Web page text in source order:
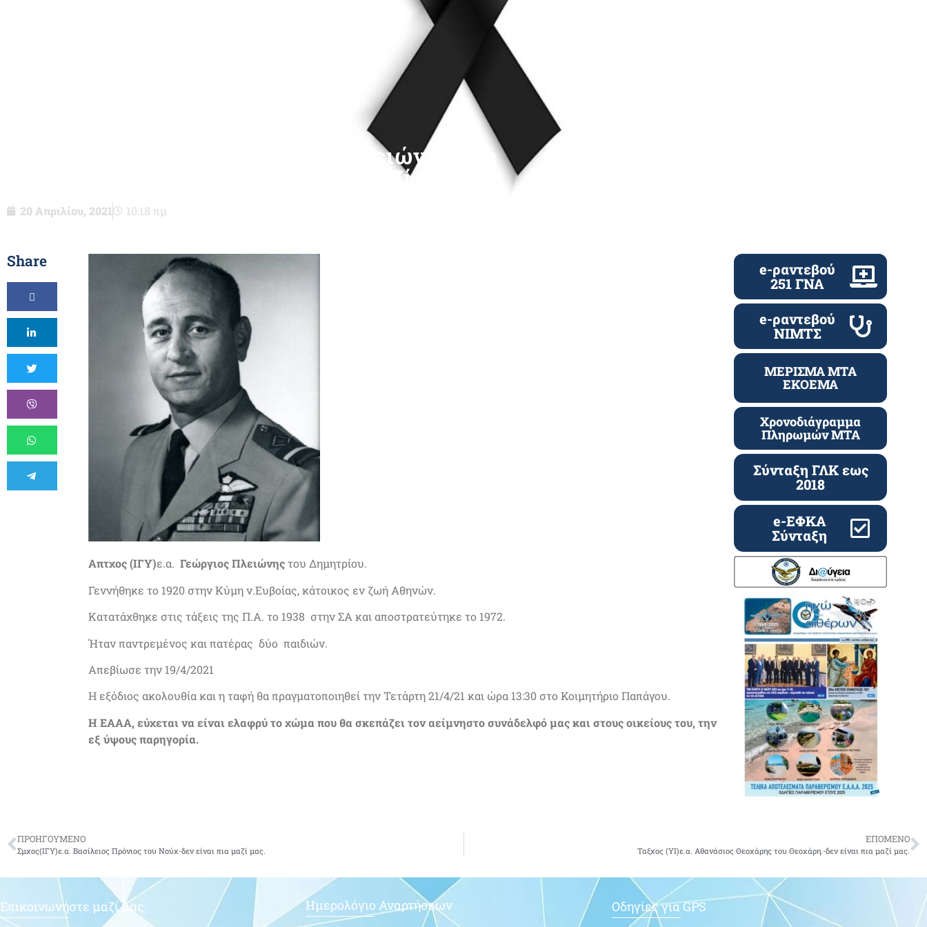
Απτχος(ΙΓΥ)ε.α. Γεώργιος Πλειώνης του
Δημητρίου-δεν είναι πια μαζί μας.
20 Απριλίου, 2021 10:18 πμ
Share
Απτχος (ΙΓΥ)ε.α. Γεώργιος Πλειώνηςτου Δημητρίου.
Γεννήθηκε το 1920 στην Κύμη ν.Ευβοίας, κάτοικος εν ζωή Αθηνών.
Κατατάχθηκε στις τάξεις της Π.Α. το 1938 στην ΣΑ και αποστρατεύτηκε το 1972.
Ήταν παντρεμένος και πατέρας δύο παιδιών.
Απεβίωσε την 19/4/2021
Η εξόδιος ακολουθία και η ταφή θα πραγματοποιηθεί την Τετάρτη 21/4/21 και ώρα 13:30 στο Κοιμητήριο Παπάγου.
Η ΕΑΑΑ, εύχεται να είναι ελαφρύ το χώμα που θα σκεπάζει τον αείμνηστο συνάδελφό μας και στους οικείους του, την
εξ ύψους παρηγορία.
e-ραντεβού
251 ΓΝΑ
e-ραντεβού
ΝΙΜΤΣ
ΜΕΡΙΣΜΑ ΜΤΑ
ΕΚΟΕΜΑ
Χρονοδιάγραμμα
Πληρωμών ΜΤΑ
Σύνταξη ΓΛΚ εως
2018
e-ΕΦΚΑ
Σύνταξη
ΠΡΟΗΓΟΥΜΕΝΟ
Σμχος(ΙΓΥ)ε.α. Βασίλειος Πρόνιος του Νούχ-δεν είναι πια μαζί μας.
ΕΠΟΜΕΝΟ
Ταξχος (ΥΙ)ε.α. Αθανάσιος Θεοχάρης του Θεοχάρη.-δεν είναι πια μαζί μας.
Επικοινωνήστε μαζί μας Ημερολόγιο Αναρτήσεων Οδηγίες για GPS